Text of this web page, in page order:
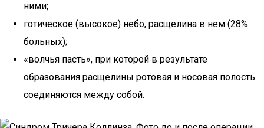
ними;
готическое (высокое) небо, расщелина в нем (28%
больных);
«волчья пасть», при которой в результате
образования расщелины ротовая и носовая полость
соединяются между собой.